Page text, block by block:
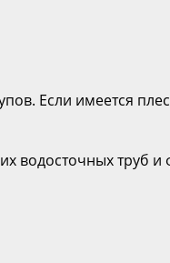
Если имеется
водосточных труб и